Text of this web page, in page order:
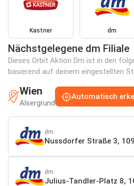
Kastner dm
Nächstgelegene dm Filiale
Dieses Orbit Aktion Dm ist in den
basierend auf deinem eingestellten
Wien
Alsergrund
Automatisch
dm
Nussdorfer Straße 3,
dm
Julius-Tandler-Platz 8,